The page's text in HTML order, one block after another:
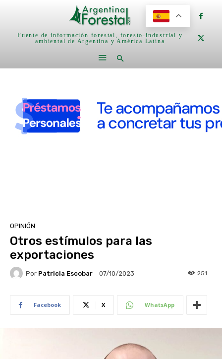
Fuente de información forestal, foresto-industrial y
ambiental de Argentina y América Latina
OPINIÓN
Otros estímulos para las
exportaciones
Por Patricia Escobar 07/10/2023 251
Facebook X WhatsApp